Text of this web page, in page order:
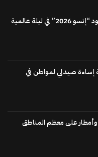
ليلة عالمية
إساءة صيدلي لمواطن في
على معظم المناطق